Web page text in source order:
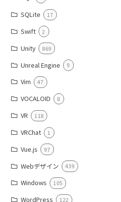
SQLite 17
Swift 2
Unity 869
Unreal Engine 9
Vim 47
VOCALOID 8
VR 118
VRChat 1
Vue.js 97
Webデザイン 439
Windows 105
WordPress 122